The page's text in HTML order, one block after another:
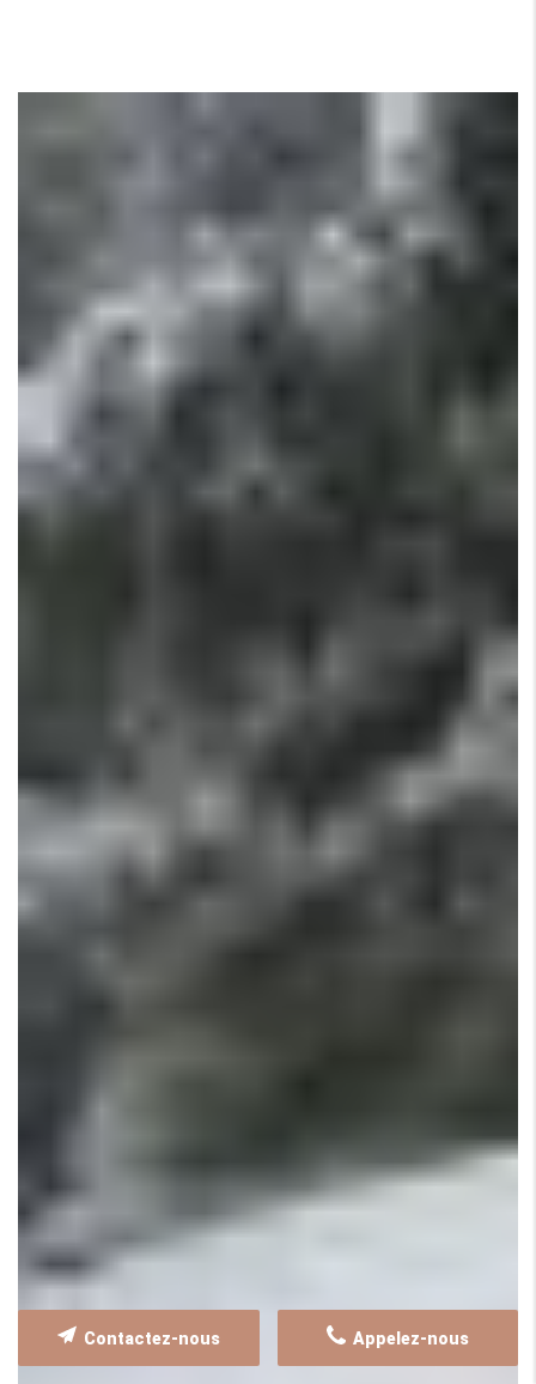
Appelez-nous
Contactez-nous